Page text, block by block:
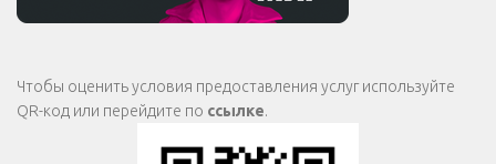
Чтобы оценить условия предоставления услуг используйте
QR-код или перейдите по ссылке.